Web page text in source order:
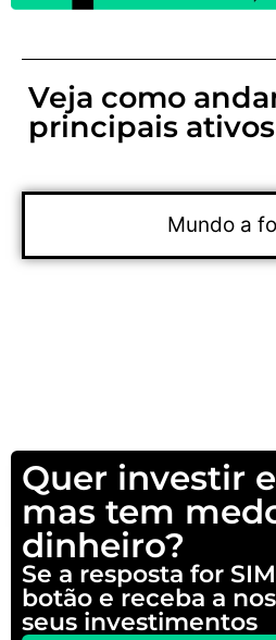
Veja como
principais ativos
Mundo a
Quer investir
mas tem
dinheiro?
Se a resposta for
botão e receba a
seus investimentos